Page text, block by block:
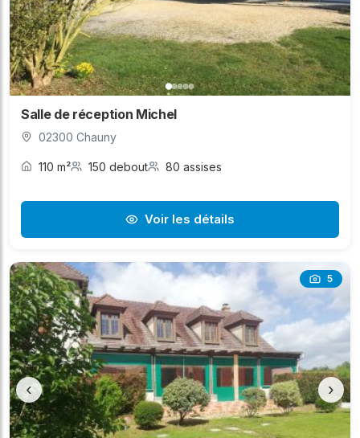
Salle de réception Michel
02300 Chauny
110 m² 150 debout 80 assises
Voir les détails
5
‹ ›